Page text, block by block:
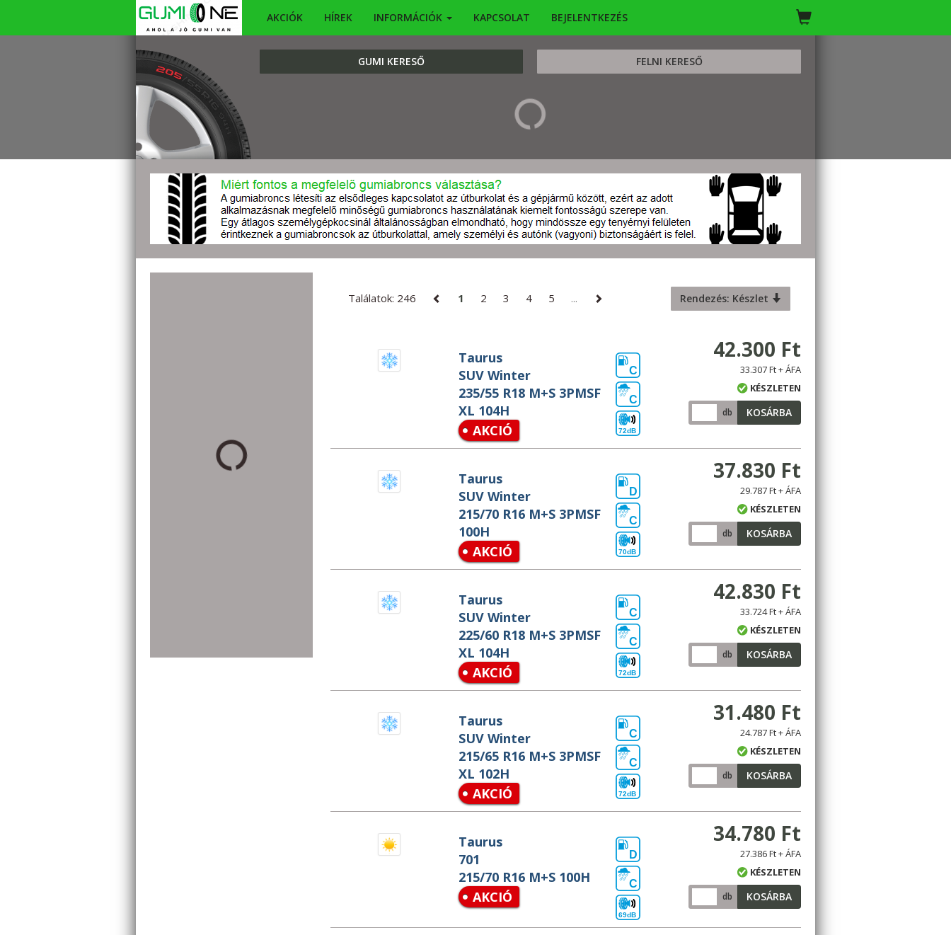
AKCIÓK HÍREK INFORMÁCIÓK KAPCSOLAT BEJELENTKEZÉS
GUMI KERESŐ FELNI KERESŐ
KERESÉS
Találatok: 246 1 2 3 4 5 ... Rendezés: Készlet
Taurus
SUV Winter
235/55 R18 M+S 3PMSF
XL 104H
AKCIÓ
C
C
72dB
42.300 Ft
33.307 Ft + ÁFA
KÉSZLETEN
db KOSÁRBA
Taurus
SUV Winter
215/70 R16 M+S 3PMSF
100H
AKCIÓ
D
C
70dB
37.830 Ft
29.787 Ft + ÁFA
KÉSZLETEN
db KOSÁRBA
Taurus
SUV Winter
225/60 R18 M+S 3PMSF
XL 104H
AKCIÓ
C
C
72dB
42.830 Ft
33.724 Ft + ÁFA
KÉSZLETEN
db KOSÁRBA
Taurus
SUV Winter
215/65 R16 M+S 3PMSF
XL 102H
AKCIÓ
C
C
72dB
31.480 Ft
24.787 Ft + ÁFA
KÉSZLETEN
db KOSÁRBA
Taurus
701
215/70 R16 M+S 100H
AKCIÓ
D
C
69dB
34.780 Ft
27.386 Ft + ÁFA
KÉSZLETEN
db KOSÁRBA